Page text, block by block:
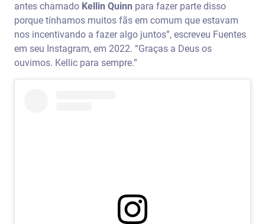
antes chamado Kellin Quinn para fazer parte disso
porque tínhamos muitos fãs em comum que estavam
nos incentivando a fazer algo juntos”, escreveu Fuentes
em seu Instagram, em 2022. “Graças a Deus os
ouvimos. Kellic para sempre.”